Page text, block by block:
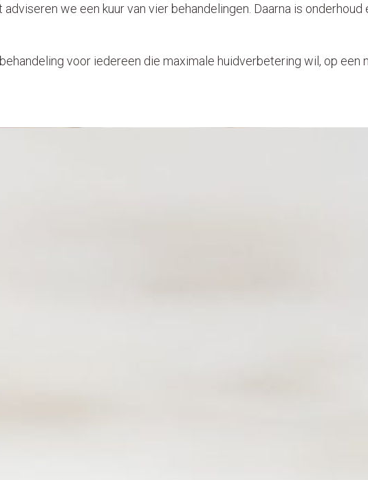
we een kuur van vier behandelingen. Daarna is
voor iedereen die maximale huidverbetering wil, op een